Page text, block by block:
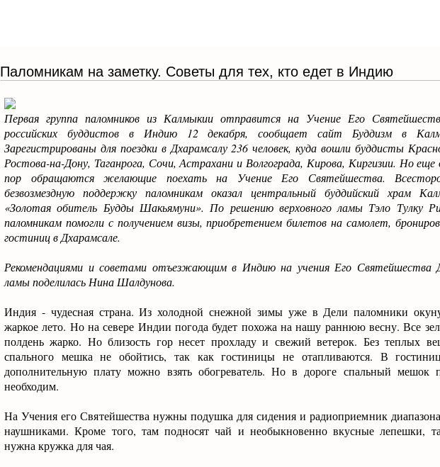
Паломникам на заметку. Советы для тех, кто едет в Индию
Первая группа паломников из Калмыкии отправится на Учение Его
российских буддистов в Индию 12 декабря, сообщает сайт Буддизм в
Зарегистрированы для поездки в Дхарамсалу 236 человек, куда вошли буддисты
Ростова-на-Дону, Таганрога, Сочи, Астрахани и Волгограда, Кирова, Киргизии. Но еще
пор обращаются желающие поехать на Учение Его Святейшества.
безвозмездную поддержку паломникам оказал центральный буддийский храм
«Золотая обитель Будды Шакьямуни». По решению верховного ламы Тэло Тулку
паломникам помогли с получением визы, приобретением билетов на самолет,
гостиниц в Дхарамсале.
Рекомендациями и советами отъезжающим в Индию на учения Его Святейшества
ламы поделилась Нина Шалдунова.
Индия - чудесная страна. Из холодной снежной зимы уже в Дели паломники
жаркое лето. Но на севере Индии погода будет похожа на нашу раннюю весну. Все
полдень жарко. Но близость гор несет прохладу и свежий ветерок. Без теплых
спального мешка не обойтись, так как гостиницы не отапливаются. В
дополнительную плату можно взять обогреватель. Но в дороге спальный мешок
необходим.
На Учения его Святейшества нужны подушка для сидения и радиоприемник
наушниками. Кроме того, там подносят чай и необыкновенно вкусные лепешки,
нужна кружка для чая.